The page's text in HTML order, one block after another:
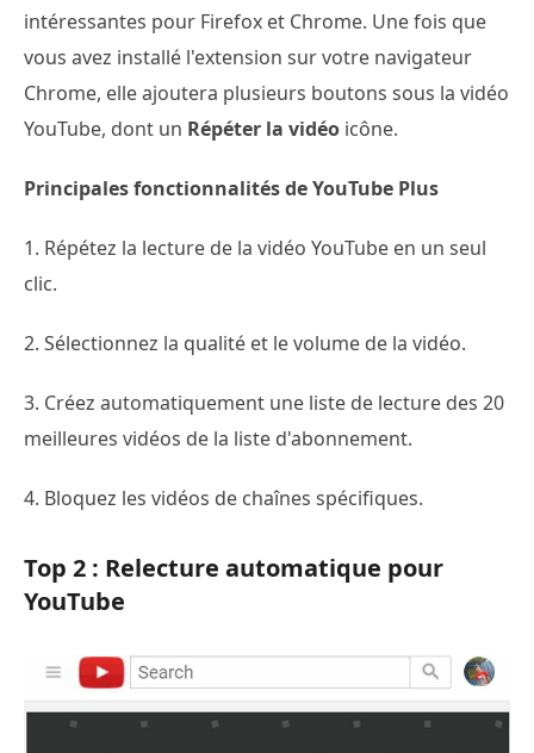
intéressantes pour Firefox et Chrome. Une fois que
vous avez installé l'extension sur votre navigateur
Chrome, elle ajoutera plusieurs boutons sous la vidéo
YouTube, dont un Répéter la vidéo icône.
Principales fonctionnalités de YouTube Plus
1. Répétez la lecture de la vidéo YouTube en un seul
clic.
2. Sélectionnez la qualité et le volume de la vidéo.
3. Créez automatiquement une liste de lecture des 20
meilleures vidéos de la liste d'abonnement.
4. Bloquez les vidéos de chaînes spécifiques.
Top 2 : Relecture automatique pour
YouTube